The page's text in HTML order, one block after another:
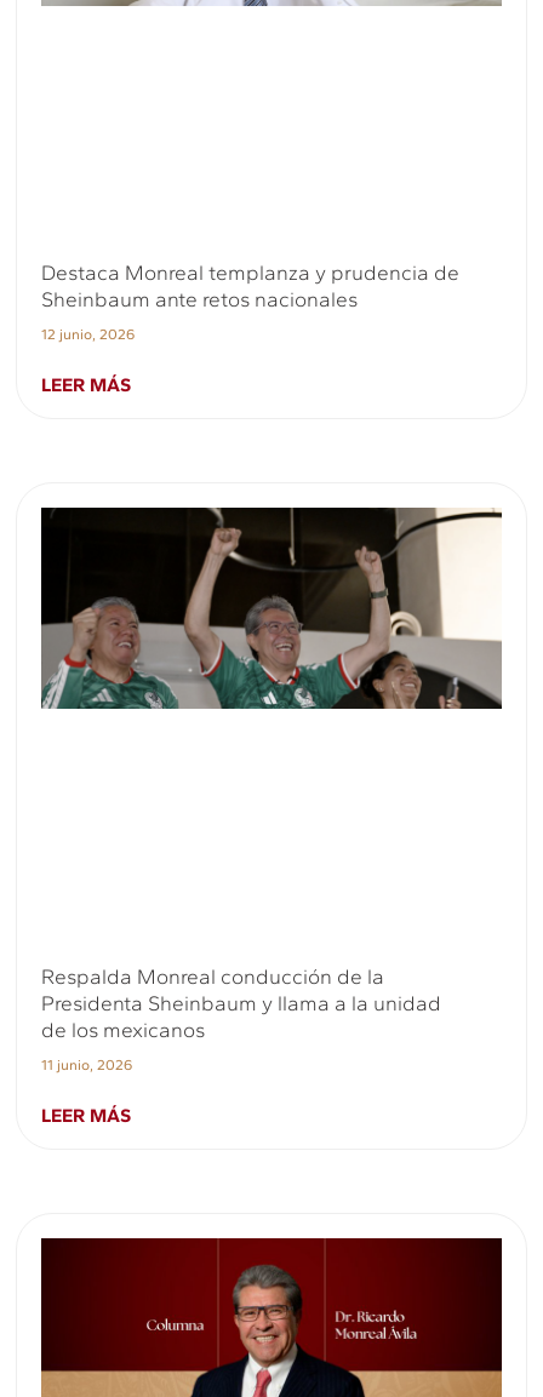
Destaca Monreal templanza y prudencia de
Sheinbaum ante retos nacionales
12 junio, 2026
LEER MÁS
Respalda Monreal conducción de la
Presidenta Sheinbaum y llama a la unidad
de los mexicanos
11 junio, 2026
LEER MÁS